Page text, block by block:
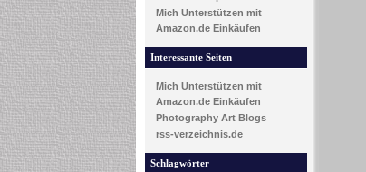
Mich Unterstützen mit
Amazon.de Einkäufen
Interessante Seiten
Mich Unterstützen mit
Amazon.de Einkäufen
Photography Art Blogs
rss-verzeichnis.de
Schlagwörter